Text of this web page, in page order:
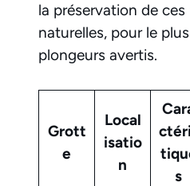
la préservation de ces
naturelles, pour le
plongeurs avertis.
Grott
e
Local
isatio
n
s